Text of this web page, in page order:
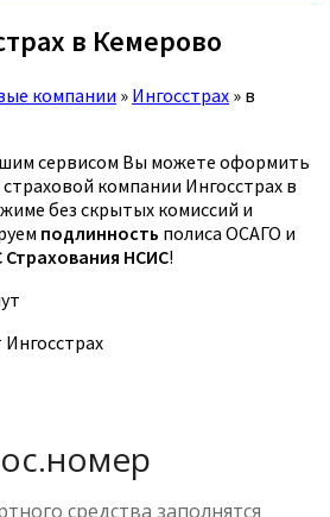
в Кемерово
компании » Ингосстрах » в
сервисом Вы можете оформить
компании Ингосстрах в
без скрытых комиссий и
подлинность полиса ОСАГО и
Страхования НСИС!